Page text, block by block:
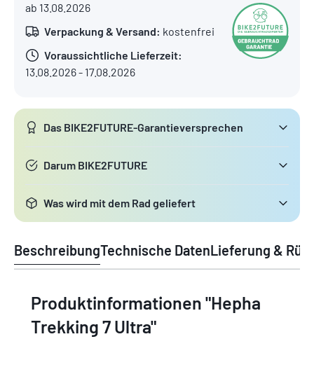
ab 13.08.2026
Verpackung & Versand: kostenfrei
Voraussichtliche Lieferzeit:
13.08.2026 - 17.08.2026
Das BIKE2FUTURE-Garantieversprechen
Darum BIKE2FUTURE
Was wird mit dem Rad geliefert
BeschreibungTechnische DatenLieferung &
Produktinformationen "Hepha
Trekking 7 Ultra"